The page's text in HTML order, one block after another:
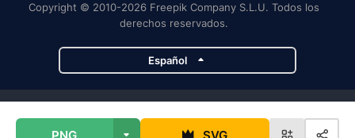
Copyright © 2010-2026 Freepik Company S.L.U. Todos los
derechos reservados.
Español